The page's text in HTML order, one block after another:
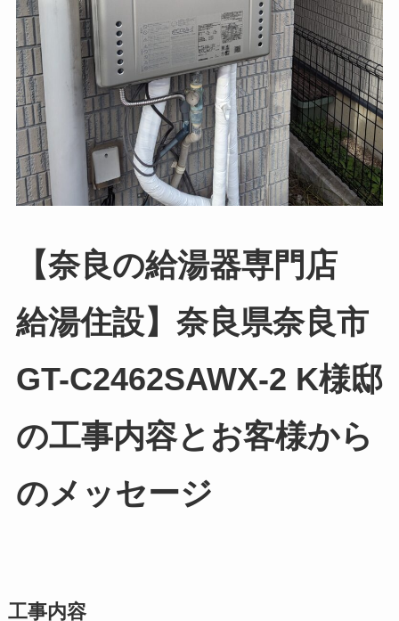
【奈良の給湯器専門店
給湯住設】奈良県奈良市
GT-C2462SAWX-2 K様邸
の工事内容とお客様から
のメッセージ
工事内容